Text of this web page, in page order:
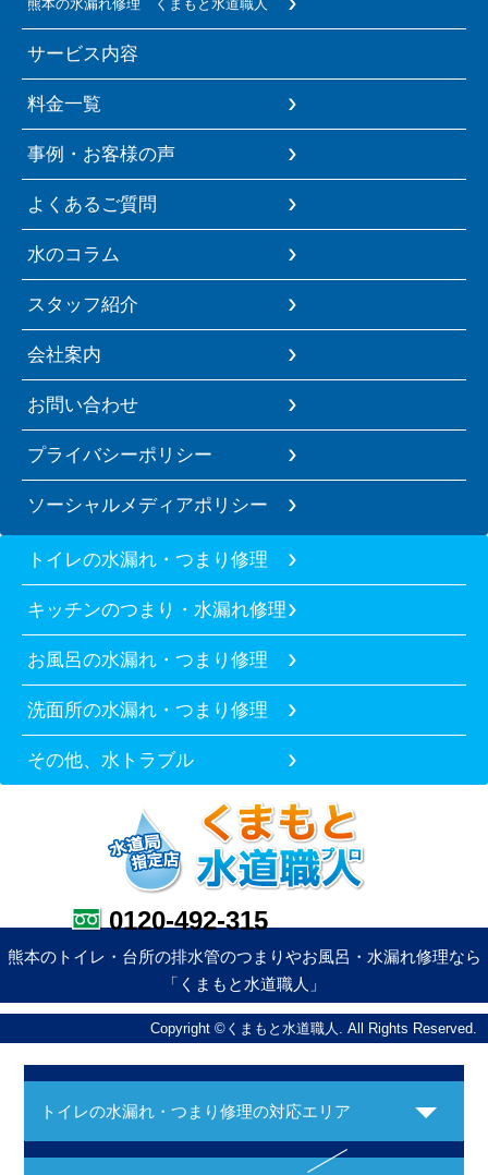
熊本の水漏れ修理 くまもと水道職人
サービス内容
料金一覧
事例・お客様の声
よくあるご質問
水のコラム
スタッフ紹介
会社案内
お問い合わせ
プライバシーポリシー
ソーシャルメディアポリシー
トイレの水漏れ・つまり修理
キッチンのつまり・水漏れ修理
お風呂の水漏れ・つまり修理
洗面所の水漏れ・つまり修理
その他、水トラブル
0120-492-315
熊本のトイレ・台所の排水管のつまりやお風呂・水漏れ修理なら
「くまもと水道職人」
Copyright ©くまもと水道職人. All Rights Reserved.
トイレの水漏れ・つまり修理の対応エリア